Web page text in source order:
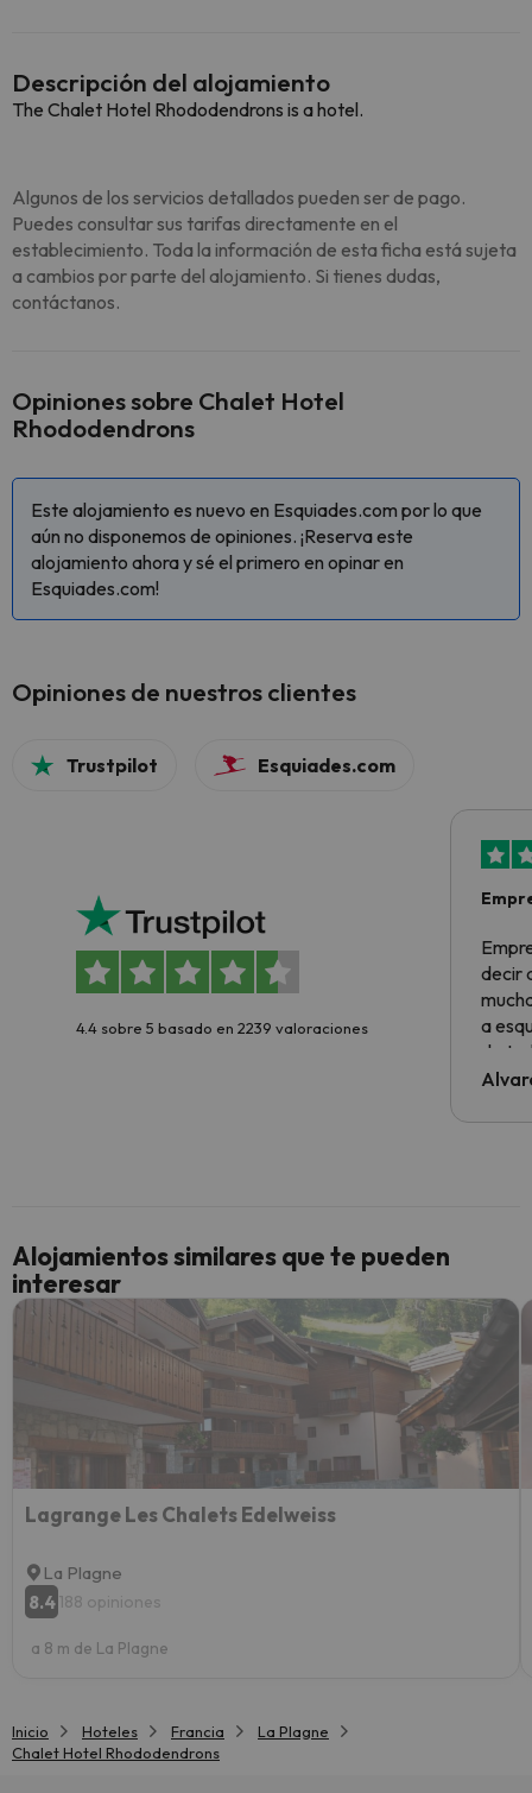
Descripción del alojamiento
The Chalet Hotel Rhododendrons is a hotel.
Algunos de los servicios detallados pueden ser de pago.
Puedes consultar sus tarifas directamente en el
establecimiento. Toda la información de esta ficha está sujeta
a cambios por parte del alojamiento. Si tienes dudas,
contáctanos.
Opiniones sobre Chalet Hotel
Rhododendrons
Este alojamiento es nuevo en Esquiades.com por lo que
aún no disponemos de opiniones. ¡Reserva este
alojamiento ahora y sé el primero en opinar en
Esquiades.com!
Opiniones de nuestros clientes
Trustpilot Esquiades.com
4.4 sobre 5 basado en 2239 valoraciones
decir
a
de
al
culpa
Alojamientos similares que te pueden
interesar
Lagrange Les Chalets Edelweiss
La Plagne
8.4188 opiniones
a 8 m de La Plagne
Inicio Hoteles Francia
La Plagne
Chalet Hotel Rhododendrons